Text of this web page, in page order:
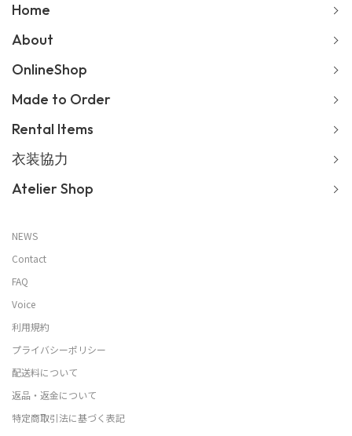
Home
About
OnlineShop
Made to Order
Rental Items
衣装協力
Atelier Shop
NEWS
Contact
FAQ
Voice
利用規約
プライバシーポリシー
配送料について
返品・返金について
特定商取引法に基づく表記